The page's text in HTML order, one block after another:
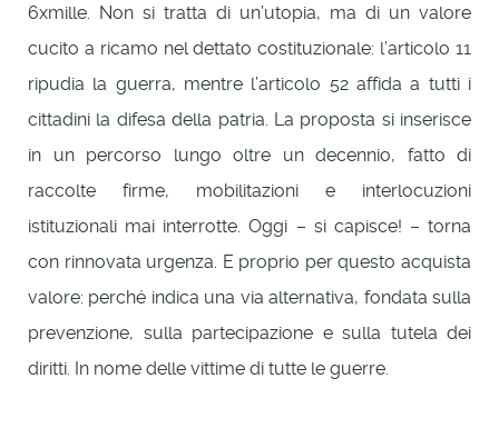
6xmille. Non si tratta di un’utopia, ma di un valore
cucito a ricamo nel dettato costituzionale: l’articolo 11
ripudia la guerra, mentre l’articolo 52 affida a tutti i
cittadini la difesa della patria. La proposta si inserisce
in un percorso lungo oltre un decennio, fatto di
raccolte firme, mobilitazioni e interlocuzioni
istituzionali mai interrotte. Oggi – si capisce! – torna
con rinnovata urgenza. E proprio per questo acquista
valore: perché indica una via alternativa, fondata sulla
prevenzione, sulla partecipazione e sulla tutela dei
diritti. In nome delle vittime di tutte le guerre.